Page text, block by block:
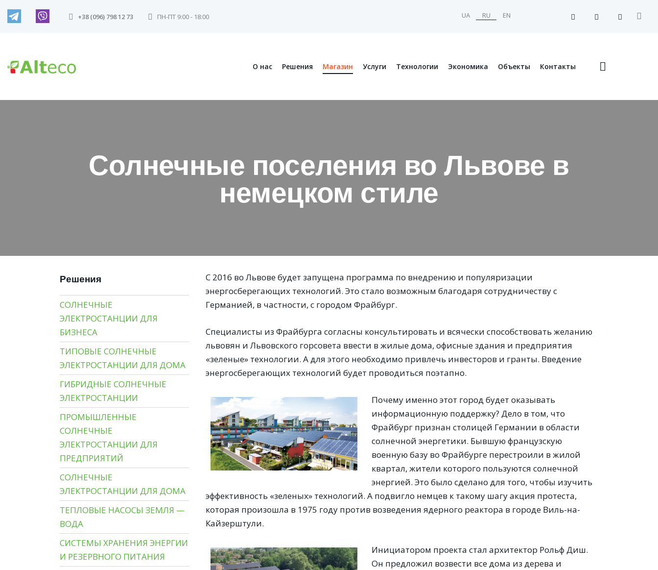
+38 (096) 798 12 73 ПН-ПТ 9:00 - 18:00 UA RU EN
О нас Решения Магазин Услуги Технологии Экономика Объекты Контакты
Солнечные поселения во Львове в
немецком стиле
С 2016 во Львове будет запущена программа по внедрению и популяризации
энергосберегающих технологий. Это стало возможным благодаря сотрудничеству с
Германией, в частности, с городом Фрайбург.
Специалисты из Фрайбурга согласны консультировать и всячески способствовать желанию
львовян и Львовского горсовета ввести в жилые дома, офисные здания и предприятия
«зеленые» технологии. А для этого необходимо привлечь инвесторов и гранты. Введение
энергосберегающих технологий будет проводиться поэтапно.
Почему именно этот город будет оказывать
информационную поддержку? Дело в том, что
Фрайбург признан столицей Германии в области
солнечной энергетики. Бывшую французскую
военную базу во Фрайбурге перестроили в жилой
квартал, жители которого пользуются солнечной
энергией. Это было сделано для того, чтобы изучить
эффективность «зеленых» технологий. А подвигло немцев к такому шагу акция протеста,
которая произошла в 1975 году против возведения ядерного реактора в городе Виль-на-
Кайзерштули.
Инициатором проекта стал архитектор Рольф Диш.
Он предложил возвести все дома из дерева и
Решения
СОЛНЕЧНЫЕ
ЭЛЕКТРОСТАНЦИИ ДЛЯ
БИЗНЕСА
ТИПОВЫЕ СОЛНЕЧНЫЕ
ЭЛЕКТРОСТАНЦИИ ДЛЯ ДОМА
ГИБРИДНЫЕ СОЛНЕЧНЫЕ
ЭЛЕКТРОСТАНЦИИ
ПРОМЫШЛЕННЫЕ
СОЛНЕЧНЫЕ
ЭЛЕКТРОСТАНЦИИ ДЛЯ
ПРЕДПРИЯТИЙ
СОЛНЕЧНЫЕ
ЭЛЕКТРОСТАНЦИИ ДЛЯ ДОМА
ТЕПЛОВЫЕ НАСОСЫ ЗЕМЛЯ —
ВОДА
СИСТЕМЫ ХРАНЕНИЯ ЭНЕРГИИ
И РЕЗЕРВНОГО ПИТАНИЯ